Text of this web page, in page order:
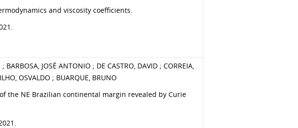
and viscosity coefficients.
; BARBOSA, JOSÉ ANTONIO ; DE CASTRO, DAVID ; CORREIA,
OSVALDO ; BUARQUE, BRUNO
the NE Brazilian continental margin revealed by Curie